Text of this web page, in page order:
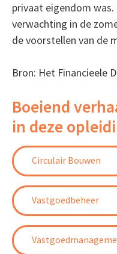
privaat eigendom
verwachting in de
de voorstellen van de
Bron: Het Financieele
Boeiend
in deze
Circulair Bouwen
Vastgoedbeheer